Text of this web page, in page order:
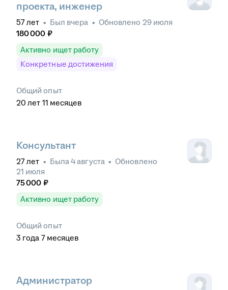
проекта, инженер
57лет • Был вчера • Обновлено 29 июля
180 000 ₽
Активно ищет работу
Конкретные достижения
Общий опыт
20 лет 11 месяцев
Консультант
27лет • Была4 августа • Обновлено
21 июля
75 000 ₽
Активно ищет работу
Общий опыт
3 года 7 месяцев
Администратор